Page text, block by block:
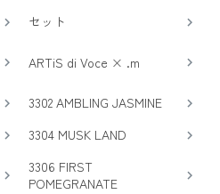
セット
ARTiS di Voce × .m
3302 AMBLING JASMINE
3304 MUSK LAND
3306 FIRST
POMEGRANATE